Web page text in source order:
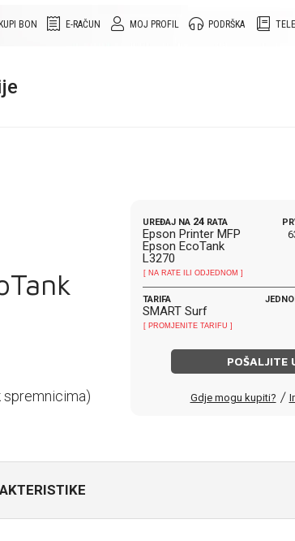
PODRŠKA
MOJ PROFIL
E-RAČUN
KUPI BON
spremnicima)
UREĐAJ NA 24 RATA
Epson Printer MFP
Epson EcoTank
L3270
[ NA RATE ILI ODJEDNOM ]
TARIFA
SMART Surf
[ PROMJENITE TARIFU ]
POŠALJITE
Gdje mogu kupiti? /